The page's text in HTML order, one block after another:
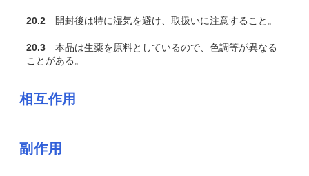
20.2 開封後は特に湿気を避け、取扱いに注意すること。
20.3 本品は生薬を原料としているので、色調等が異なる
ことがある。
相互作用
副作用